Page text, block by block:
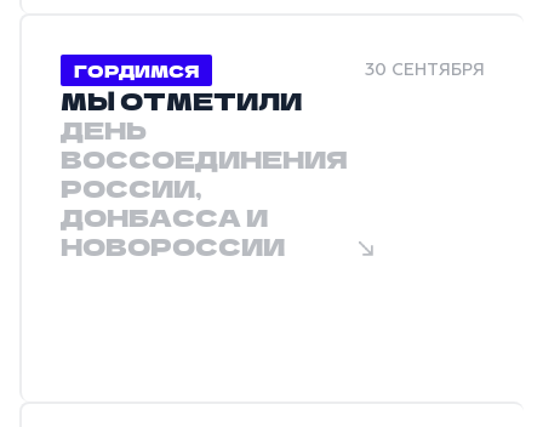
ГОРДИМСЯ 30 СЕНТЯБРЯ
МЫ ОТМЕТИЛИ
ДЕНЬ
ВОССОЕДИНЕНИЯ
РОССИИ,
ДОНБАССА И
НОВОРОССИИ